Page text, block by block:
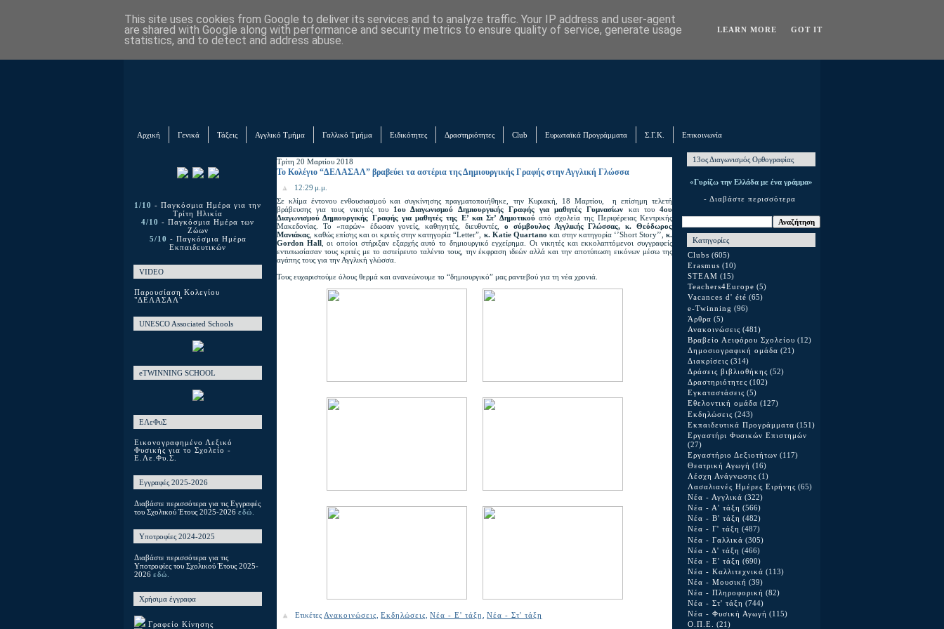
Αρχική Γενικά Τάξεις Αγγλικό Τμήμα Γαλλικό Τμήμα Ειδικότητες Δραστηριότητες Club Ευρωπαϊκά Προγράμματα Σ.Γ.Κ. Επικοινωνία
1/10 - Παγκόσμια Ημέρα για την
Τρίτη Ηλικία
4/10 - Παγκόσμια Ημέρα των
Ζώων
5/10 - Παγκόσμια Ημέρα
Εκπαιδευτικών
VIDEO
Παρουσίαση Κολεγίου
"ΔΕΛΑΣΑΛ"
UNESCO Associated Schools
eTWINNING SCHOOL
ΕΛεΦυΣ
Εικονογραφημένο Λεξικό
Φυσικής για το Σχολείο -
Ε.Λε.Φυ.Σ.
Εγγραφές 2025-2026
Διαβάστε περισσότερα για τις Εγγραφές
του Σχολικού Έτους 2025-2026 εδώ.
Υποτροφίες 2024-2025
Διαβάστε περισσότερα για τις
Υποτροφίες του Σχολικού Έτους 2025-
2026 εδώ.
Χρήσιμα έγγραφα
Γραφείο Κίνησης
Τρίτη 20 Μαρτίου 2018
Το Κολέγιο “ΔΕΛΑΣΑΛ” βραβεύει τα αστέρια της Δημιουργικής Γραφής στην Αγγλική Γλώσσα
12:29 μ.μ.
Σε κλίμα έντονου ενθουσιασμού και συγκίνησης πραγματοποιήθηκε, την Κυριακή, 18 Μαρτίου, η επίσημη τελετή
βράβευσης για τους νικητές του 1ου Διαγωνισμού Δημιουργικής Γραφής για μαθητές Γυμνασίων και του4ου
Διαγωνισμού Δημιουργικής Γραφής για μαθητές της Ε’ και Στ’ Δημοτικούαπό σχολεία της Περιφέρειας Κεντρικής
Μακεδονίας. Το «παρών» έδωσαν γονείς, καθηγητές, διευθυντές, ο σύμβουλος Αγγλικής Γλώσσας, κ. Θεόδωρος
Μανιάκας , καθώς επίσης και οι κριτές στην κατηγορία “Letter”, κ. Katie Quartano και στην κατηγορία ‘’Short Story’’,κ.
Gordon Hall, οι οποίοι στήριξαν εξαρχής αυτό το δημιουργικό εγχείρημα. Οι νικητές και εκκολαπτόμενοι συγγραφείς
εντυπωσίασαν τους κριτές με το αστείρευτο ταλέντο τους, την έκφραση ιδεών αλλά και την αποτύπωση εικόνων μέσω της
αγάπης τους για την Αγγλική γλώσσα.
Τους ευχαριστούμε όλους θερμά και ανανεώνουμε το “δημιουργικό” μας ραντεβού για τη νέα χρονιά.
Ετικέτες Ανακοινώσεις Εκδηλώσεις Νέα - Ε' τάξη Νέα - Στ' τάξη
13ος Διαγωνισμός Ορθογραφίας
«Γυρίζω την Ελλάδα με ένα γράμμα»
- Διαβάστε περισσότερα
Κατηγορίες
Clubs (605)
Erasmus (10)
STEAM (15)
Teachers4Europe (5)
Vacances d' été (65)
e-Twinning (96)
Άρθρα (5)
Ανακοινώσεις (481)
Βραβείο Αειφόρου Σχολείου (12)
Δημοσιογραφική ομάδα (21)
Διακρίσεις (314)
Δράσεις βιβλιοθήκης (52)
Δραστηριότητες (102)
Εγκαταστάσεις (5)
Εθελοντική ομάδα (127)
Εκδηλώσεις (243)
Εκπαιδευτικά Προγράμματα (151)
Εργαστήρι Φυσικών Επιστημών
(27)
Εργαστήριο Δεξιοτήτων (117)
Θεατρική Αγωγή (16)
Λέσχη Ανάγνωσης (1)
Λασαλιανές Ημέρες Ειρήνης (65)
Νέα - Αγγλικά (322)
Νέα - Α' τάξη (566)
Νέα - Β' τάξη (482)
Νέα - Γ' τάξη (487)
Νέα - Γαλλικά (305)
Νέα - Δ' τάξη (466)
Νέα - Ε' τάξη (690)
Νέα - Καλλιτεχνικά (113)
Νέα - Μουσική (39)
Νέα - Πληροφορική (82)
Νέα - Στ' τάξη (744)
Νέα - Φυσική Αγωγή (115)
Ο.Π.Ε. (21)
This site uses cookies from Google to deliver its services and to analyze traffic. Your IP address and user-agent
are shared with Google along with performance and security metrics to ensure quality of service, generate usage
statistics, and to detect and address abuse.
LEARN MORE GOT IT